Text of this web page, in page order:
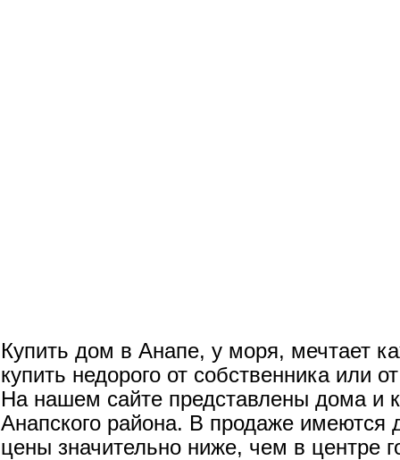
Купить дом в Анапе, у моря, мечтает
купить недорого от собственника или
На нашем сайте представлены дома и
Анапского района. В продаже имеются
цены значительно ниже, чем в центре